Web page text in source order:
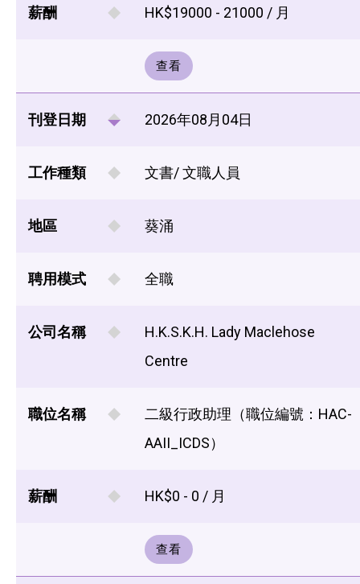
薪酬 HK$19000 - 21000 / 月
查看
刊登日期 2026年08月04日
工作種類 文書/ 文職人員
地區 葵涌
聘用模式 全職
公司名稱
H.K.S.K.H. Lady Maclehose
Centre
職位名稱
二級行政助理（職位編號：HAC-
AAII_ICDS）
薪酬 HK$0 - 0 / 月
查看